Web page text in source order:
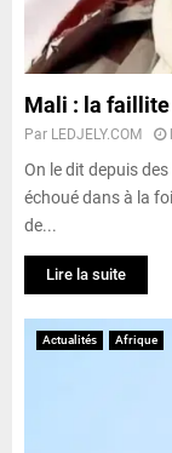
Mali : la
Par LEDJELY.COM
On le dit depuis
échoué dans à la
de...
Lire la suite
Actualités Afrique